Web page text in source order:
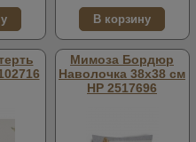
Мимоза Бордюр
Наволочка 38х38 см
НР 2517696